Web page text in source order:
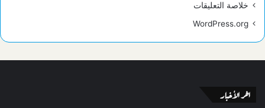
خلاصة التعليقات
WordPress.org
اخر الأخبار